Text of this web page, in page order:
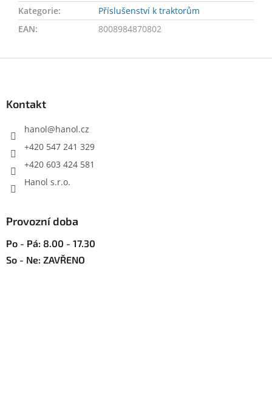
Kategorie:
Příslušenství k traktorům
EAN: 8008984870802
Kontakt
hanol@hanol.cz
+420 547 241 329
+420 603 424 581
Hanol s.r.o.
Provozní doba
Po - Pá: 8.00 - 17.30
So - Ne: ZAVŘENO